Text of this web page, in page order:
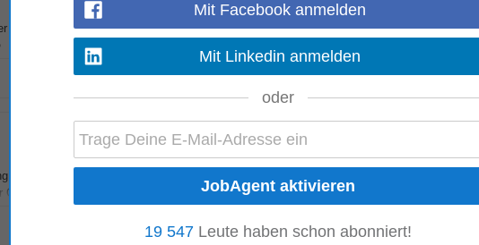
vergleichbare Qualifikation • Erfahrung in der gehobenenGastronomievon Vorteil •
effiziente und eigenverantwortliche...
Mehr anzeigen
von Hygiene- und Qualitätsrichtlinien Profil • Ihre abgeschlossene
Gemeinschaftsverpflegung • Ihre Leidenschaft für frische...
Mehr anzeigen
Mit Facebook anmelden
Mit Linkedin anmelden
oder
19 547 Leute haben schon abonniert!